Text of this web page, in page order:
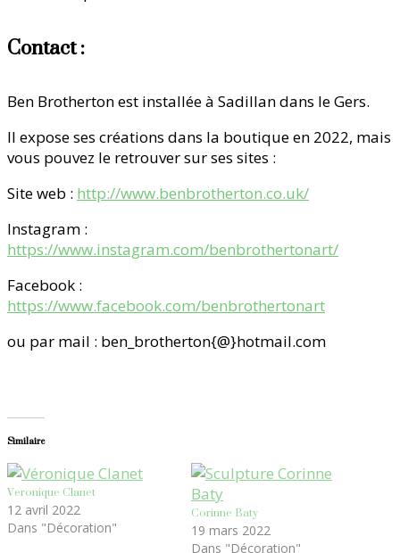
Contact :
Ben Brotherton est installée à Sadillan dans le Gers.
Il expose ses créations dans la boutique en 2022, mais
vous pouvez le retrouver sur ses sites :
Site web : http://www.benbrotherton.co.uk/
Instagram :
https://www.instagram.com/benbrothertonart/
Facebook :
https://www.facebook.com/benbrothertonart
ou par mail : ben_brotherton{@}hotmail.com
Similaire
Veronique Clanet
12 avril 2022
Dans "Décoration"
Corinne Baty
19 mars 2022
Dans "Décoration"